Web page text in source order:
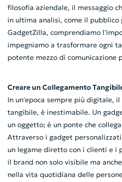
filosofia aziendale, il messaggio
in ultima analisi, come il
GadgetZilla, comprendiamo
impegniamo a trasformare ogni
potente mezzo di comunicazione
Creare un Collegamento
In un'epoca sempre più digitale,
tangibile, è inestimabile. Un
un oggetto; è un ponte che
Attraverso i gadget
un legame diretto con i clienti e i
il brand non solo visibile ma
nella vita quotidiana delle